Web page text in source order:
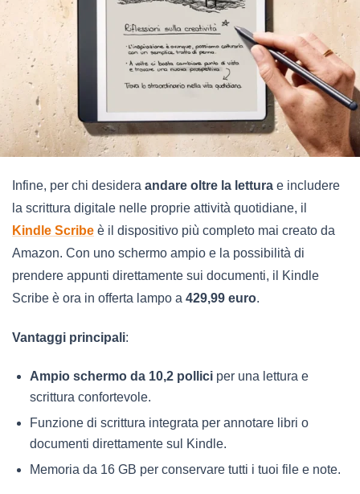
Infine, per chi desidera andare oltre la lettura e includere
la scrittura digitale nelle proprie attività quotidiane, il
Kindle Scribe è il dispositivo più completo mai creato da
Amazon. Con uno schermo ampio e la possibilità di
prendere appunti direttamente sui documenti, il Kindle
Scribe è ora in offerta lampo a 429,99 euro.
Vantaggi principali:
Ampio schermo da 10,2 pollici per una lettura e
scrittura confortevole.
Funzione di scrittura integrata per annotare libri o
documenti direttamente sul Kindle.
Memoria da 16 GB per conservare tutti i tuoi file e note.